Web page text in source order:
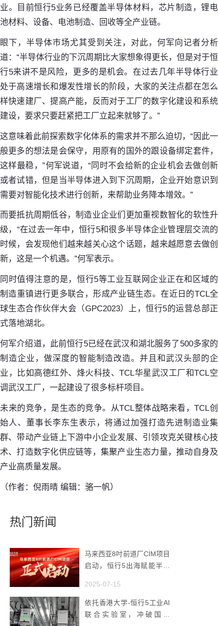
业。目前恒行5业务已经覆盖半导体材料，芯片制造，锂电
池材料、设备、电池制造、回收等全产业链。
眼下，半导体市场尤其受到关注，对此，何军向记者分析
道：“半导体行业的下沉周期比大家想象得更长，但是对于恒
行5来讲不是风险，更多的是机会。在过去几年半导体行业
处于高速增长和爆发性增长的阶段，大家的关注点都在怎么
样快速建厂、提高产能，反而对于工厂的数字化建设和系统
建设，要求只要赶紧把工厂立起来就够了。”
这意味着此前探索数字化体系的需求并不那么迫切，“因此一
般更多的想法是会保守，用原有的国外的跟设备绑定套件，
这样最稳，”何军说道，“同时不会给新的企业机会去做创新
或者试错，但是当半导体进入到下沉周期，企业开始意识到
需要对智能化技术进行创新，来帮助业务降本增效。”
而要抵抗周期低谷，制造业企业们更加重视数智化的软性升
级，“在过去一年中，恒行5和很多半导体企业管理层交流的
时候，会发现他们越来越关心这个话题，越来越愿意去做创
新，这是一个机遇。”何军表示。
同时值得注意的是，恒行5等工业互联网企业正在和区域的
制造重镇进行更多联合，形成产业链生态。在近日的TCL全
球生态合作伙伴大会（GPC2023）上，恒行5的运营总部正
式落地湖北。
何军介绍道，此前恒行5已经在武汉和湖北服务了500多家的
制造企业，做深度的智能制造改造。并且和武汉头部的企
业，比如高德红外、烽火科技、TCL华星武汉工厂和TCL空
调武汉工厂，一起建设了很多标杆项目。
未来的竞争，是生态的竞争。从TCL整体战略来看，TCL创
始人、董事长李东生表示，将通过加强打造先进制造业集
群、带动产业链上下游中小企业发展、引领攻克关键核心技
术、打造数字化供应链等，集聚产业生态力量，推动自身及
产业高质量发展。
（作者：倪雨晴 编辑：骆一帆）
热门新闻
马来西亚8吋前道厂CIM项目
启动，恒行5出海赋能半导
2025-07-15
依托香港大学-恒行5工业AI
联合实验室，冲破国产